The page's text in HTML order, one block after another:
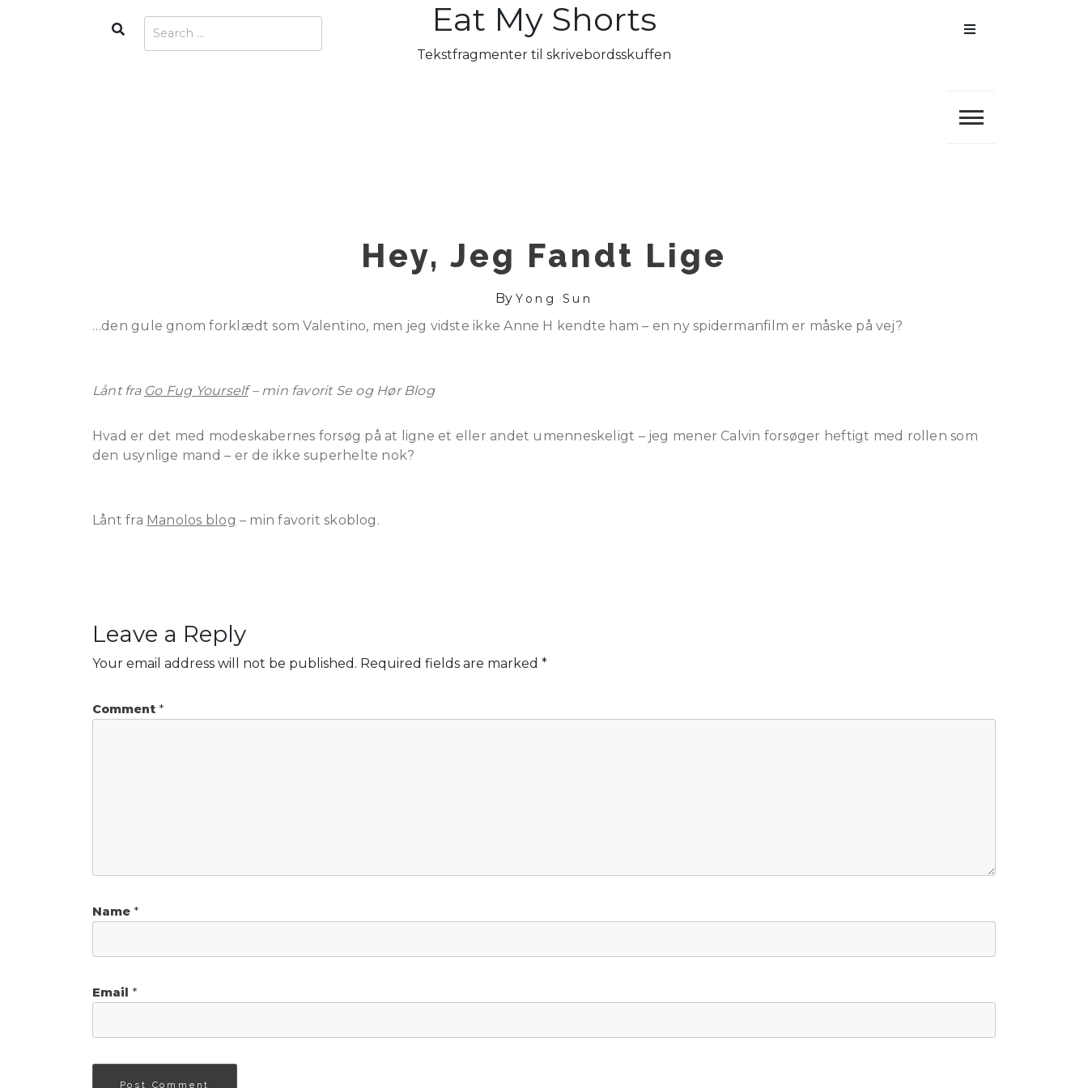
Search
for:
Eat My Shorts
Tekstfragmenter til skrivebordsskuffen
Hey, Jeg Fandt Lige
By Yong Sun
…den gule gnom forklædt som Valentino, men jeg vidste ikke Anne H kendte ham – en ny spidermanfilm er måske på vej?
Lånt fra Go Fug Yourself– min favorit Se og Hør Blog
Hvad er det med modeskabernes forsøg på at ligne et eller andet umenneskeligt – jeg mener Calvin forsøger heftigt med rollen som
den usynlige mand – er de ikke superhelte nok?
Lånt fra Manolos blog – min favorit skoblog.
Leave a Reply
Your email address will not be published. Required fields are marked *
Comment *
Name *
Email *